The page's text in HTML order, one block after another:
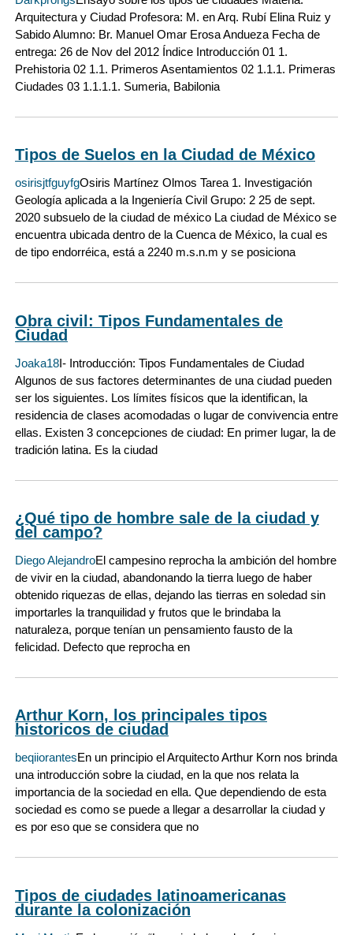
Arquitectura y Ciudad Profesora: M. en Arq. Rubí Elina Ruiz y
Sabido Alumno: Br. Manuel Omar Erosa Andueza Fecha de
entrega: 26 de Nov del 2012 Índice Introducción 01 1.
Prehistoria 02 1.1. Primeros Asentamientos 02 1.1.1. Primeras
Ciudades 03 1.1.1.1. Sumeria, Babilonia
Tipos de Suelos en la Ciudad de México
osirisjtfguyfgOsiris Martínez Olmos Tarea 1. Investigación
Geología aplicada a la Ingeniería Civil Grupo: 2 25 de sept.
2020 subsuelo de la ciudad de méxico La ciudad de México se
encuentra ubicada dentro de la Cuenca de México, la cual es
de tipo endorréica, está a 2240 m.s.n.m y se posiciona
Obra civil: Tipos Fundamentales de
Ciudad
Joaka18I- Introducción: Tipos Fundamentales de Ciudad
Algunos de sus factores determinantes de una ciudad pueden
ser los siguientes. Los límites físicos que la identifican, la
residencia de clases acomodadas o lugar de convivencia entre
ellas. Existen 3 concepciones de ciudad: En primer lugar, la de
tradición latina. Es la ciudad
¿Qué tipo de hombre sale de la ciudad y
del campo?
Diego AlejandroEl campesino reprocha la ambición del hombre
de vivir en la ciudad, abandonando la tierra luego de haber
obtenido riquezas de ellas, dejando las tierras en soledad sin
importarles la tranquilidad y frutos que le brindaba la
naturaleza, porque tenían un pensamiento fausto de la
felicidad. Defecto que reprocha en
Arthur Korn, los principales tipos
historicos de ciudad
beqiiorantesEn un principio el Arquitecto Arthur Korn nos brinda
una introducción sobre la ciudad, en la que nos relata la
importancia de la sociedad en ella. Que dependiendo de esta
sociedad es como se puede a llegar a desarrollar la ciudad y
es por eso que se considera que no
Tipos de ciudades latinoamericanas
durante la colonización